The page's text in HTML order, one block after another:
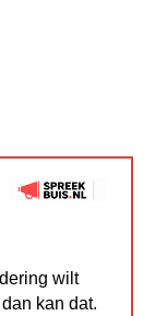
wilt
kan dat.